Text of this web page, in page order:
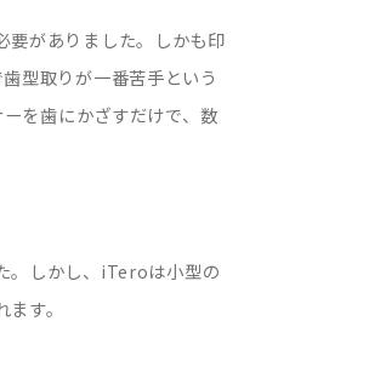
要がありました。しかも印
型取りが一番苦手という
を歯にかざすだけで、数
。しかし、iTeroは小型の
す。